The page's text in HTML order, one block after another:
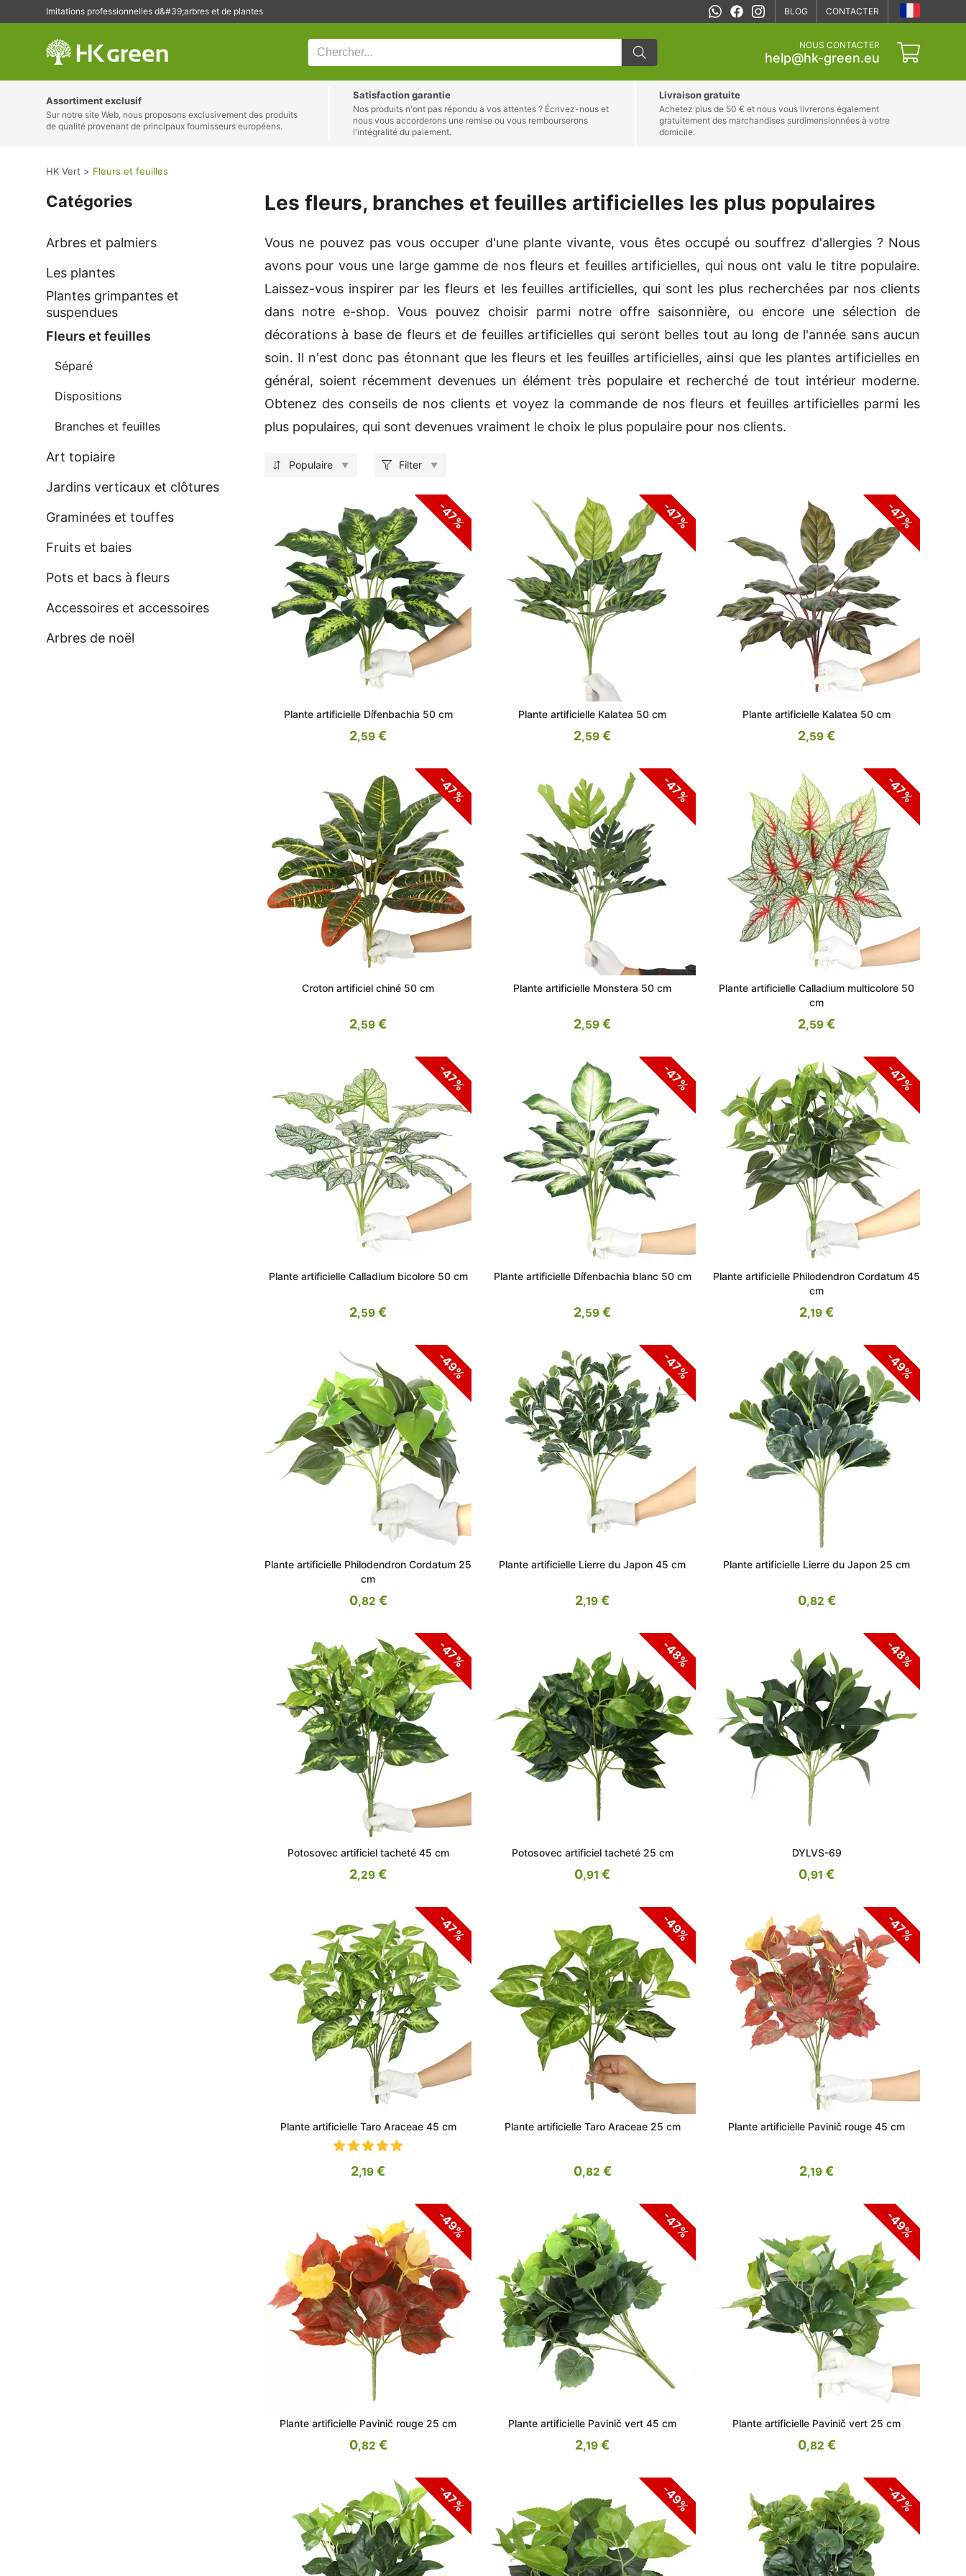
Imitations professionnelles d&#39;arbres et de plantes BLOG
CONTACTER
NOUS CONTACTER
help@hk-green.eu
HK Vert Fleurs et feuilles
Catégories
Arbres et palmiers
Les plantes
Plantes grimpantes et
suspendues
Fleurs et feuilles
Séparé
Dispositions
Branches et feuilles
Art topiaire
Jardins verticaux et clôtures
Graminées et touffes
Fruits et baies
Pots et bacs à fleurs
Accessoires et accessoires
Arbres de noël
Assortiment exclusif
Sur notre site Web, nous proposons exclusivement des produits
de qualité provenant de principaux fournisseurs européens.
Satisfaction garantie
Nos produits n'ont pas répondu à vos attentes ? Écrivez-nous et
nous vous accorderons une remise ou vous rembourserons
l'intégralité du paiement.
Livraison gratuite
Achetez plus de 50 € et nous vous livrerons également
gratuitement des marchandises surdimensionnées à votre
domicile.
Les fleurs, branches et feuilles artificielles les plus populaires
Vous ne pouvez pas vous occuper d'une plante vivante, vous êtes occupé ou souffrez d'allergies ? Nous
avons pour vous une large gamme de nos fleurs et feuilles artificielles, qui nous ont valu le titre populaire.
Laissez-vous inspirer par les fleurs et les feuilles artificielles, qui sont les plus recherchées par nos clients
dans notre e-shop. Vous pouvez choisir parmi notre offre saisonnière, ou encore une sélection de
décorations à base de fleurs et de feuilles artificielles qui seront belles tout au long de l'année sans aucun
soin. Il n'est donc pas étonnant que les fleurs et les feuilles artificielles, ainsi que les plantes artificielles en
général, soient récemment devenues un élément très populaire et recherché de tout intérieur moderne.
Obtenez des conseils de nos clients et voyez la commande de nos fleurs et feuilles artificielles parmi les
plus populaires, qui sont devenues vraiment le choix le plus populaire pour nos clients.
Populaire Filter
-47%
Plante artificielle Dífenbachia 50 cm
2,59 €
-47%
Plante artificielle Kalatea 50 cm
2,59 €
-47%
Plante artificielle Kalatea 50 cm
2,59 €
-47%
Croton artificiel chiné 50 cm
2,59 €
-47%
Plante artificielle Monstera 50 cm
2,59 €
-47%
Plante artificielle Calladium multicolore 50
cm
2,59 €
-47%
Plante artificielle Calladium bicolore 50 cm
2,59 €
-47%
Plante artificielle Dífenbachia blanc 50 cm
2,59 €
-47%
Plante artificielle Philodendron Cordatum 45
cm
2,19 €
-49%
Plante artificielle Philodendron Cordatum 25
cm
0,82 €
-47%
Plante artificielle Lierre du Japon 45 cm
2,19 €
-49%
Plante artificielle Lierre du Japon 25 cm
0,82 €
-47%
Potosovec artificiel tacheté 45 cm
2,29 €
-48%
Potosovec artificiel tacheté 25 cm
0,91 €
-48%
DYLVS-69
0,91 €
-47%
Plante artificielle Taro Araceae 45 cm
2,19 €
-49%
Plante artificielle Taro Araceae 25 cm
0,82 €
-47%
Plante artificielle Pavinič rouge 45 cm
2,19 €
-49%
Plante artificielle Pavinič rouge 25 cm
0,82 €
-47%
Plante artificielle Pavinič vert 45 cm
2,19 €
-49%
Plante artificielle Pavinič vert 25 cm
0,82 €
-47% -49% -47%